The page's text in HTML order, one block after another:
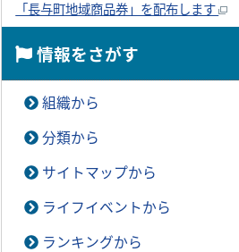
「長与町地域商品券」を配布します
情報をさがす
組織から
分類から
サイトマップから
ライフイベントから
ランキングから